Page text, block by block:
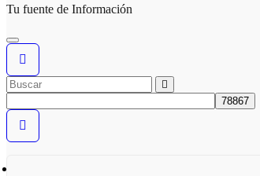
Tu fuente de Información